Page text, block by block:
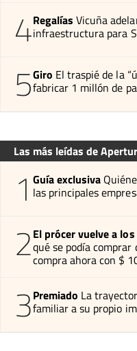
4Regalías Vicuña
infraestructura para
5Giro El traspié de la
fabricar 1 millón de
Las más leídas de
1 Guía exclusiva
las principales
2El prócer vuelve a
qué se podía
compra ahora con $
3Premiado La
familiar a su propio